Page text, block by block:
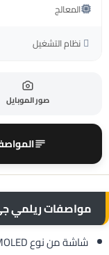
المعالج
نظام التشغيل
صور الموبايل
مواصفات ريلمي جي تي 8 برو